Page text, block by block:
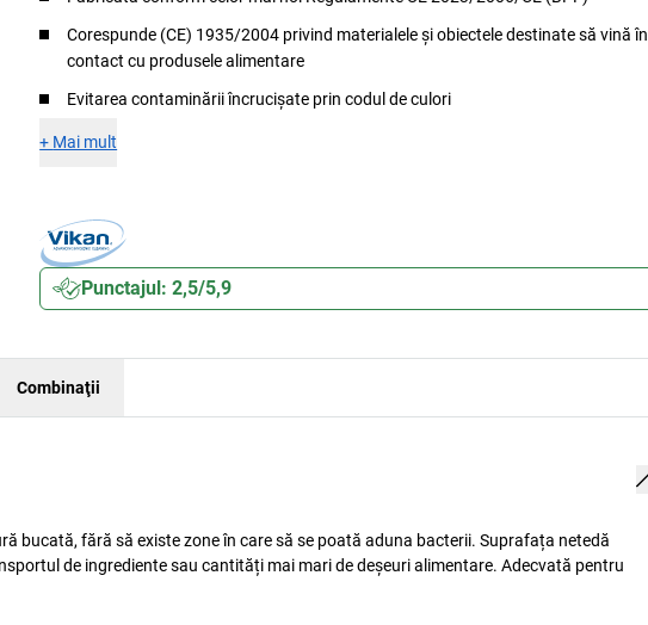
Corespunde (CE) 1935/2004 privind materialele și obiectele destinate să vină în
contact cu produsele alimentare
Evitarea contaminării încrucișate prin codul de culori
+ Mai mult
Punctajul: 2,5/5,9
Combinaţii
bucată, fără să existe zone în care să se poată aduna bacterii. Suprafața netedă
de ingrediente sau cantități mai mari de deșeuri alimentare. Adecvată pentru